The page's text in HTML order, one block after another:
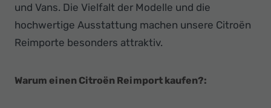
und Vans. Die Vielfalt der Modelle und die
hochwertige Ausstattung machen unsere Citroën
Reimporte besonders attraktiv.
Warum einen Citroën Reimport kaufen?: